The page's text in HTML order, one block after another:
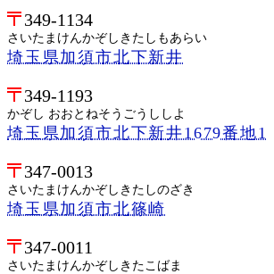
349-1134
さいたまけんかぞしきたしもあらい
埼玉県加須市北下新井
349-1193
かぞし おおとねそうごうししよ
埼玉県加須市北下新井1679番地1
347-0013
さいたまけんかぞしきたしのざき
埼玉県加須市北篠崎
347-0011
さいたまけんかぞしきたこばま